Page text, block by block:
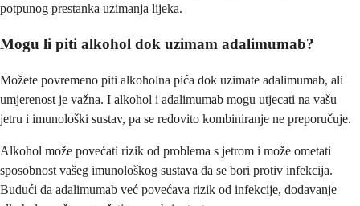
potpunog prestanka uzimanja lijeka.
Mogu li piti alkohol dok uzimam adalimumab?
Možete povremeno piti alkoholna pića dok uzimate adalimumab, ali
umjerenost je važna. I alkohol i adalimumab mogu utjecati na vašu
jetru i imunološki sustav, pa se redovito kombiniranje ne preporučuje.
Alkohol može povećati rizik od problema s jetrom i može ometati
sposobnost vašeg imunološkog sustava da se bori protiv infekcija.
Budući da adalimumab već povećava rizik od infekcije, dodavanje